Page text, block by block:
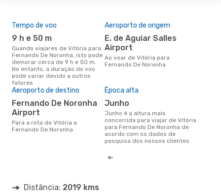
Tempo de voo
9 h e 50 m
Quando viajares de Vitória para
Fernando De Noronha, isto pode
demorar cerca de 9 h e 50 m.
No entanto, a duração do voo
pode variar devido a outros
fatores
Aeroporto de origem
E. de Aguiar Salles
Airport
Ao voar de Vitória para
Fernando De Noronha
Aeroporto de destino
Fernando De Noronha
Airport
Para a rota de Vitória a
Fernando De Noronha
Época alta
junho
junho é a altura mais
concorrida para viajar de Vitória
para Fernando De Noronha de
acordo com os dados de
pesquisa dos nossos clientes
Distância: 2019 kms